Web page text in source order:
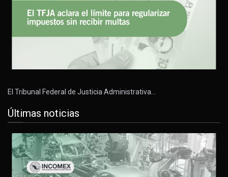
El Tribunal Federal de Justicia Administrativa…
Últimas noticias